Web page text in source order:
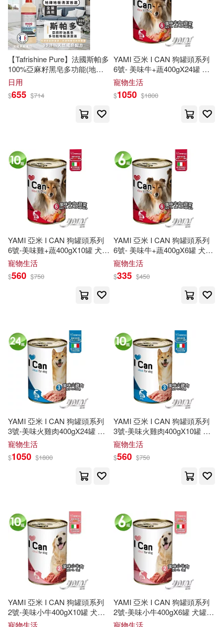
陳浩(1) 陳琪(1)
食夢蟹(1)
高麗，王珍，侯向陽(1)
黃國彬（譯注）(1)
黃紅麗(1)
（以）亞納茲·利維(1)
（元）滑壽(1)
（加）戴維·A.克拉克(1)
（加）理查德·J.萊恩(1)
（加）雷扎 N.亞澤爾(1)
（尼泊爾）蘇里亞·P.蘇貝迪(1)
（日）小川英雄(1)
（日）山本由美子(1)
（日）梅原亞也子(1)
（澳）周小平(1)
（美）WAYNE F.LARRABEE JR，
（美）DAVID A.SHERRIS，
（美）JEFFREY C.TEIXEIRA（主
（美）丹尼爾 R.托馬爾，阿拉姆 S.
亞建尼(1)
（美）亞拉文·謝諾伊，烏爾里希·索
松(1)
華東師範大學出版社(1)
華語教學出版社(1) 蓋亞(1)
蘭州大學出版社(1)
西南師範大學出版社(1)
達觀(1) 重慶大學出版社(1)
阿思克愛科學有限公司(1)
雅書堂(1) 雪域出版社(1)
雲南人民出版社(1)
馬可孛羅(1) 麥浩斯(1)
【Tafrishine Pure】法國斯帕多
100%亞麻籽黑皂多功能(地板)
清潔劑1L X1入(*99.7%天然來
源 法國原裝)
日用
$655 $714
YAMI 亞米 I CAN 狗罐頭系列
6號- 美味牛+蔬400gX24罐 犬
罐頭 狗餐罐 罐頭 狗罐罐 義大
利原裝進口
寵物生活
$1050 $1800
YAMI 亞米 I CAN 狗罐頭系列
6號-美味雞+蔬400gX10罐 犬罐
頭 狗餐罐 罐頭 狗罐罐 義大利
原裝進口
寵物生活
$560 $750
YAMI 亞米 I CAN 狗罐頭系列
6號- 美味牛+蔬400gX6罐 犬罐
頭 狗餐罐 罐頭 狗罐罐 義大利
原裝進口
寵物生活
$335 $450
YAMI 亞米 I CAN 狗罐頭系列
3號-美味火雞肉400gX24罐 犬
罐頭 狗餐罐 罐頭 狗罐罐 義大
利原裝進口
寵物生活
$1050 $1800
YAMI 亞米 I CAN 狗罐頭系列
3號-美味火雞肉400gX10罐 犬
罐頭 狗餐罐 罐頭 狗罐罐 義大
利原裝進口
寵物生活
$560 $750
YAMI 亞米 I CAN 狗罐頭系列
2號-美味小牛400gX10罐 犬罐
頭 狗餐罐 罐頭 狗罐罐 義大利
寵物生活
YAMI 亞米 I CAN 狗罐頭系列
2號-美味小牛400gX6罐 犬罐頭
狗餐罐 罐頭 狗罐罐 義大利原
寵物生活